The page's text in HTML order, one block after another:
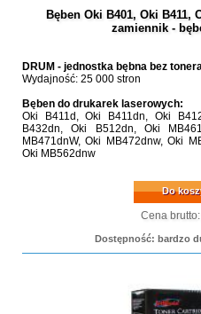
Bęben Oki B401, Oki B411,
zamiennik -
DRUM - jednostka bębna bez
Wydajność: 25 000 stron
Bęben do drukarek laserowych:
Oki B411d, Oki B411dn, Oki
B432dn, Oki B512dn, Oki
MB471dnW, Oki MB472dnw, Oki
Oki MB562dnw
Do
Cena brutto:
Dostępność: bardzo